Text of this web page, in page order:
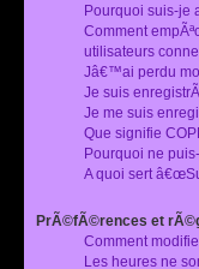
Pourquoi suis-je
Comment
utilisateurs
Jâ€™ai perdu
Je suis
Je me suis
Que signifie
Pourquoi ne
A quoi sert
PrÃ©fÃ©rences et
Comment
Les heures ne